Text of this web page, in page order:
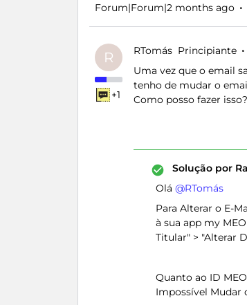
Forum|Forum|2 months ago
R
+1
RTomás Principiante
Uma vez que o email
tenho de mudar o
Como posso fazer isso?
Solução por
Olá ​ @RTomás
Para Alterar o E-
à sua app my
Titular" > "Alterar
Quanto ao ID
Impossível Mudar